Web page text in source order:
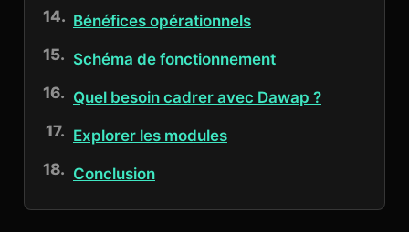
Bénéfices opérationnels
Schéma de fonctionnement
Quel besoin cadrer avec Dawap ?
Explorer les modules
Conclusion